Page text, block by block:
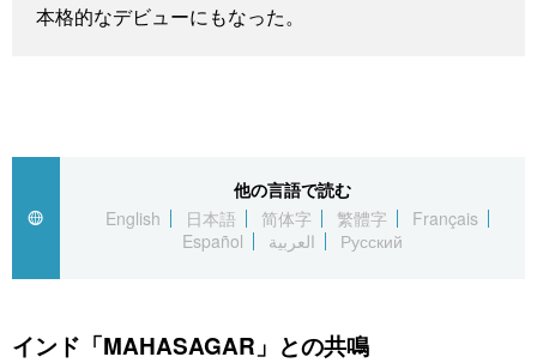
公式SNS
本格的なデビューにもなった。
他の言語で読む
English
日本語 简体字 繁體字
Français
Español
العربية Русский
インド「MAHASAGAR」との共鳴